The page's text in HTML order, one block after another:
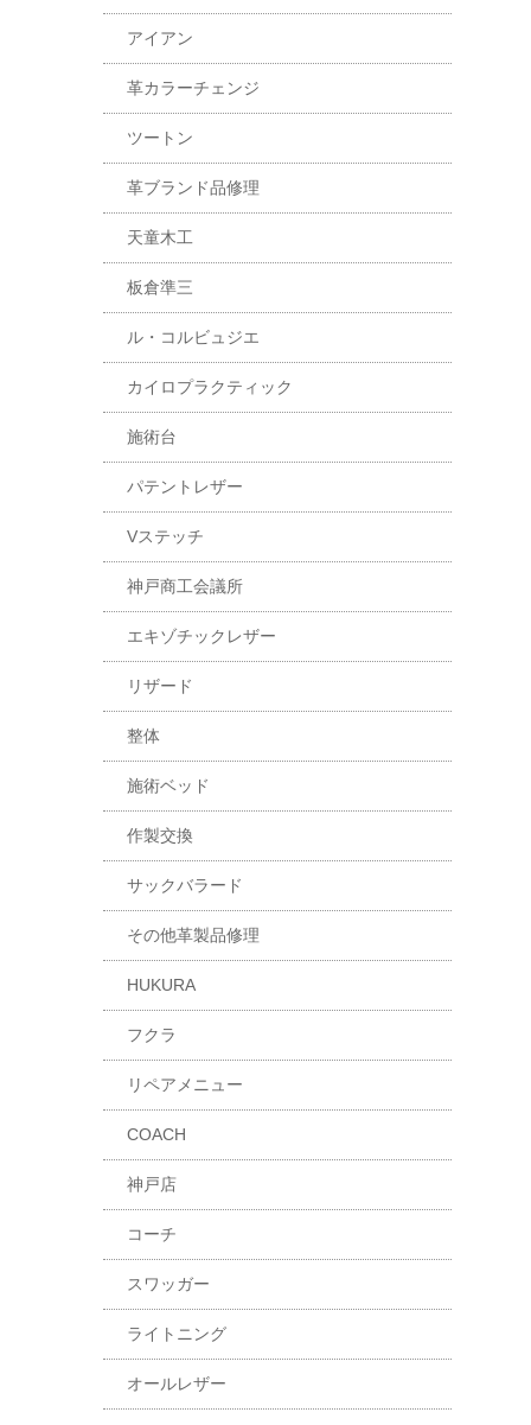
アイアン
革カラーチェンジ
ツートン
革ブランド品修理
天童木工
板倉準三
ル・コルビュジエ
カイロプラクティック
施術台
パテントレザー
Vステッチ
神戸商工会議所
エキゾチックレザー
リザード
整体
施術ベッド
作製交換
サックバラード
その他革製品修理
HUKURA
フクラ
リペアメニュー
COACH
神戸店
コーチ
スワッガー
ライトニング
オールレザー